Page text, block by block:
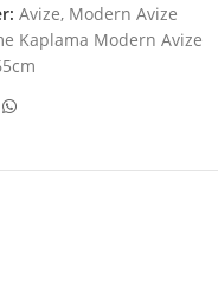
Avize, Modern Avize
Kaplama Modern Avize